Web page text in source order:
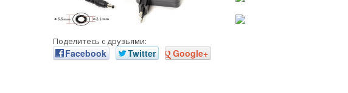
Поделитесь с друзьями:
Facebook Twitter Google+